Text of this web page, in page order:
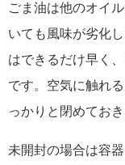
ごま油は他のオイ
いても風味が劣化
はできるだけ早く
です。空気に触れ
っかりと閉めておき
未開封の場合は容